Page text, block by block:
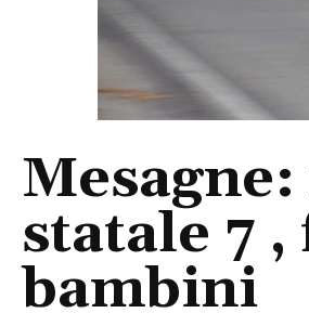
statale 7
bambini